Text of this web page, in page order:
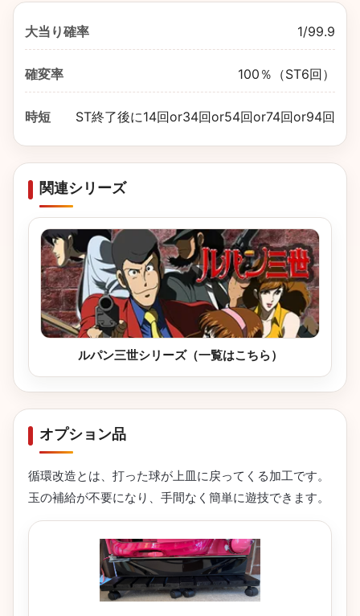
大当り確率 1/99.9
確変率 100％（ST6回）
時短 ST終了後に14回or34回or54回or74回or94回
関連シリーズ
ルパン三世シリーズ（一覧はこちら）
オプション品
循環改造とは、打った球が上皿に戻ってくる加工です。
玉の補給が不要になり、手間なく簡単に遊技できます。